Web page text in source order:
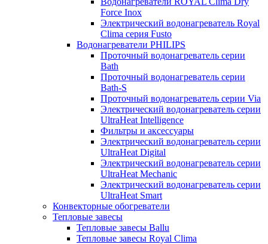
Force Inox
Электрический водонагреватель Royal
Clima серия Fusto
Водонагреватели PHILIPS
Проточный водонагреватель серии
Bath
Проточный водонагреватель серии
Bath-S
Проточный водонагреватель серии Via
Электрический водонагреватель серии
UltraHeat Intelligence
Фильтры и аксессуары
Электрический водонагреватель серии
UltraHeat Digital
Электрический водонагреватель серии
UltraHeat Mechanic
Электрический водонагреватель серии
UltraHeat Smart
Конвекторные обогреватели
Тепловые завесы
Тепловые завесы Ballu
Тепловые завесы Royal Clima